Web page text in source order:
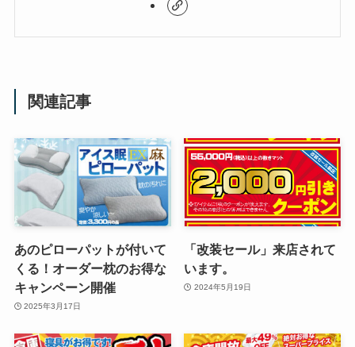
関連記事
あのピローパットが付いて
くる！オーダー枕のお得な
キャンペーン開催
2025年3月17日
「改装セール」来店されて
います。
2024年5月19日